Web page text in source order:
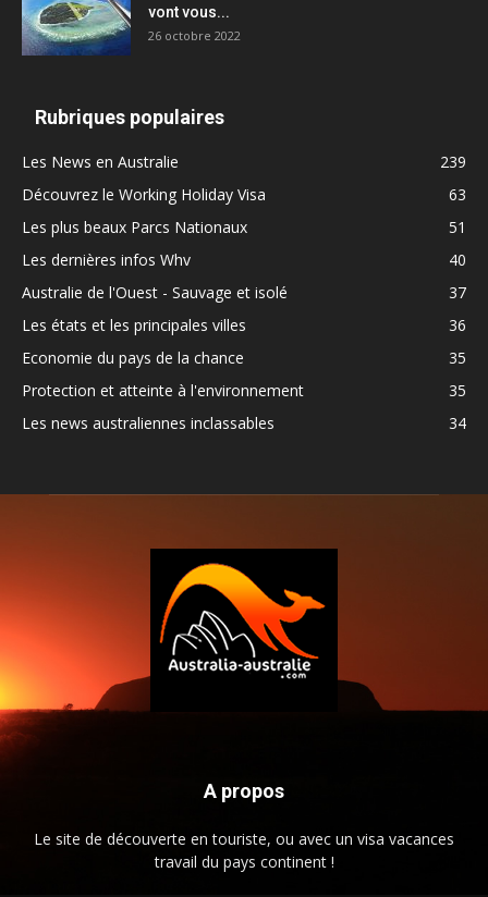
vont vous...
26 octobre 2022
Rubriques populaires
Les News en Australie
239
Découvrez le Working Holiday Visa
63
Les plus beaux Parcs Nationaux
51
Les dernières infos Whv
40
Australie de l'Ouest - Sauvage et isolé
37
Les états et les principales villes
36
Economie du pays de la chance
35
Protection et atteinte à l'environnement
35
Les news australiennes inclassables
34
A propos
Le site de découverte en touriste, ou avec un visa vacances
travail du pays continent !